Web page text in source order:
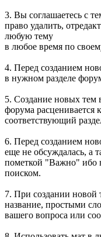
3. Вы соглашаетесь с
право удалить,
любую тему
в любое время по
4. Перед созданием
в нужном разделе
5. Создание новых тем
форума расценивается
соответствующий
6. Перед созданием
еще не обсуждалась, а
пометкой "Важно" ибо
поиском.
7. При создании новой
название, простыми
вашего вопроса или